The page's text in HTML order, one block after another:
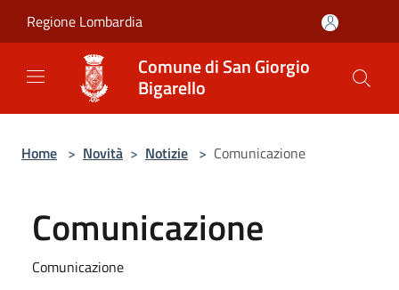
Regione Lombardia
Comune di San Giorgio
Bigarello
Home > Novità > Notizie > Comunicazione
Comunicazione
Comunicazione